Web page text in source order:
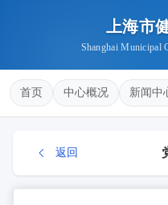
上海市
Shanghai Municipal
首页 中心概况 新闻中
返回